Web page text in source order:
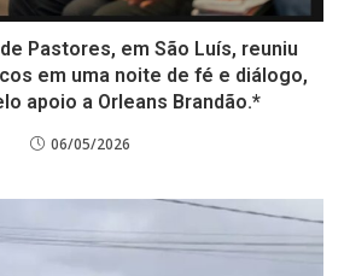
Pastores, em São Luís, reuniu
em uma noite de fé e diálogo,
apoio a Orleans Brandão.*
06/05/2026